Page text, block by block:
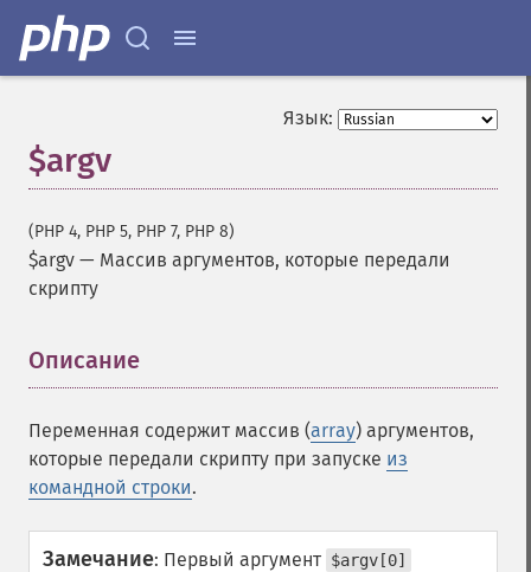
Язык:
$argv
(PHP 4, PHP 5, PHP 7, PHP 8)
$argv — Массив аргументов, которые передали
скрипту
Описание
Переменная содержит массив (array) аргументов,
которые передали скрипту при запуске из
командной строки.
Замечание: Первый аргумент $argv[0]